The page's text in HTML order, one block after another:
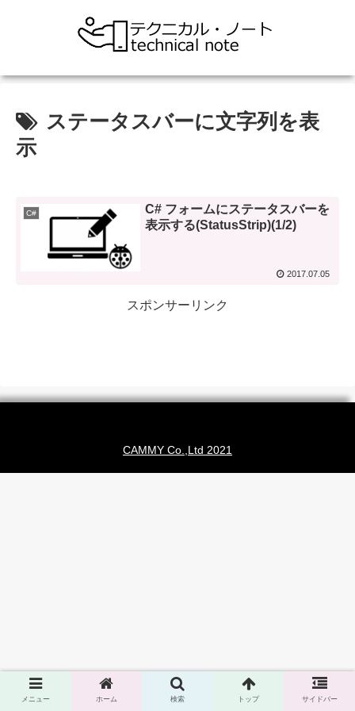
ステータスバーに文字列を表
示
C#
C# フォームにステータスバーを
表示する(StatusStrip)(1/2)
2017.07.05
スポンサーリンク
CAMMY Co.,Ltd 2021
メニュー ホーム 検索 トップ サイドバー